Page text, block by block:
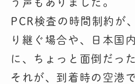
う声もありました。
PCR検査の時間制約が
り継ぐ場合や、日本国
に、ちょっと面倒だっ
それが、到着時の空港で